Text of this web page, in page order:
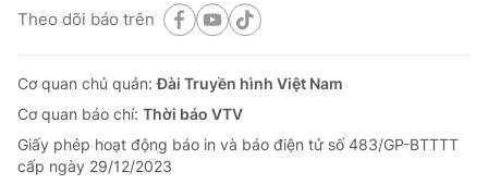
Theo dõi báo trên
Cơ quan chủ quản:Đài Truyền hình Việt Nam
Cơ quan báo chí: Thời báo VTV
Giấy phép hoạt động báo in và báo điện tử số 483/GP-BTTTT
cấp ngày 29/12/2023